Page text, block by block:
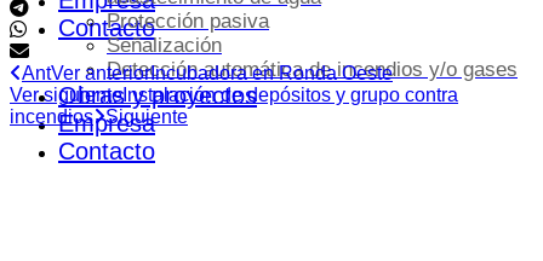
ContactoProtección pasiva
Señalización
Detección automática de incendios y/o gases
Obras y proyectos
Empresa
Contacto
AntVer anteriorIncubadora en Ronda Oeste
Ver siguienteInstalación de depósitos y grupo contra
incendios Siguiente